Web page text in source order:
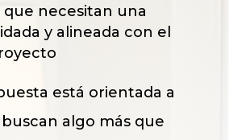
que necesitan una
y alineada con el
está orientada a
algo más que